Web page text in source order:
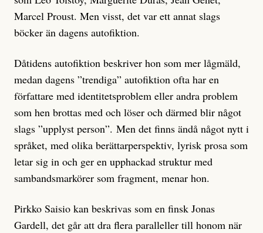
Marcel Proust. Men visst, det var ett annat slags
böcker än dagens autofiktion.
Dåtidens autofiktion beskriver hon som mer lågmäld,
medan dagens ”trendiga” autofiktion ofta har en
författare med identitetsproblem eller andra problem
som hen brottas med och löser och därmed blir något
slags ”upplyst person”. Men det finns ändå något nytt i
språket, med olika berättarperspektiv, lyrisk prosa som
letar sig in och ger en upphackad struktur med
sambandsmarkörer som fragment, menar hon.
Pirkko Saisio kan beskrivas som en finsk Jonas
Gardell, det går att dra flera paralleller till honom när